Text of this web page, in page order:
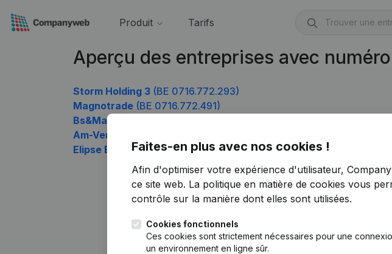
Produit Tarifs
Aperçu des entreprises avec
Storm Holding 3 (BE 0716.772.293)
Magnotrade (BE 0716.772.491)
Bs&Mat
Am-Vent
Elipse Entreprise(BE 0716.772.887)
Faites-en plus avec nos cookies !
Afin d'optimiser votre expérience d'utilisateur,
ce site web. La politique en matière de cookies vous
contrôle sur la manière dont elles sont utilisées.
Cookies fonctionnels
Ces cookies sont strictement nécessaires pour une
un environnement en ligne sûr.